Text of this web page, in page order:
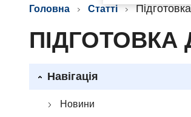
Головна Статті
Навігація
Новини